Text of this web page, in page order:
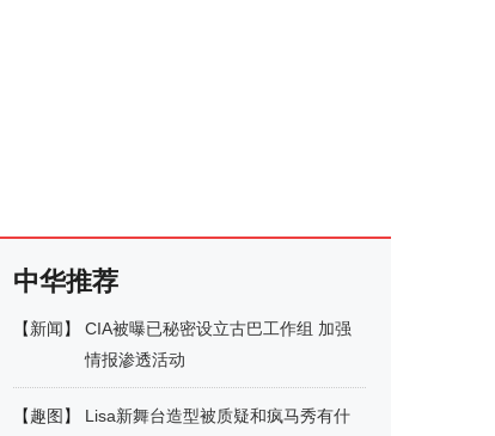
中华推荐
【新闻】
CIA被曝已秘密设立古巴工作组 加强
情报渗透活动
【趣图 】
Lisa新舞台造型被质疑和疯马秀有什